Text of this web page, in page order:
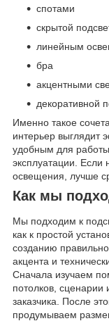
спотами
скрытой
линейным
бра
акцентными
декоративной
Именно такое
интерьер выглядит
удобным для
эксплуатации. Если
освещения, лучше
Как мы
Мы подходим к
как к простой
созданию
акцента и
Сначала изучаем
потолков, сценарии
заказчика. После
продумываем